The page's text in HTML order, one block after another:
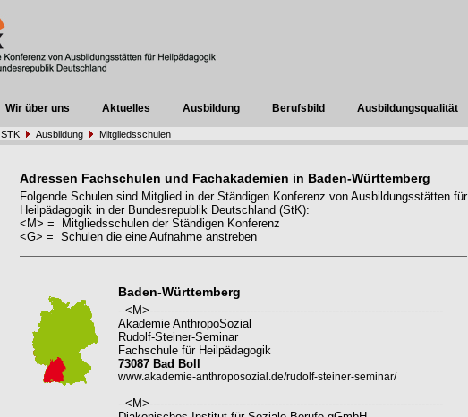
Wir über uns Aktuelles Ausbildung Berufsbild Ausbildungsqualität
STK Ausbildung Mitgliedsschulen
Adressen Fachschulen und Fachakademien in Baden-Württemberg
Folgende Schulen sind Mitglied in der Ständigen Konferenz von Ausbildungsstätten für
Heilpädagogik in der Bundesrepublik Deutschland (StK):
<M> = Mitgliedsschulen der Ständigen Konferenz
<G> = Schulen die eine Aufnahme anstreben
Baden-Württemberg
--<M>----------------------------------------------------------------------------------
Akademie AnthropoSozial
Rudolf-Steiner-Seminar
Fachschule für Heilpädagogik
73087 Bad Boll
www.akademie-anthroposozial.de/rudolf-steiner-seminar/
--<M>----------------------------------------------------------------------------------